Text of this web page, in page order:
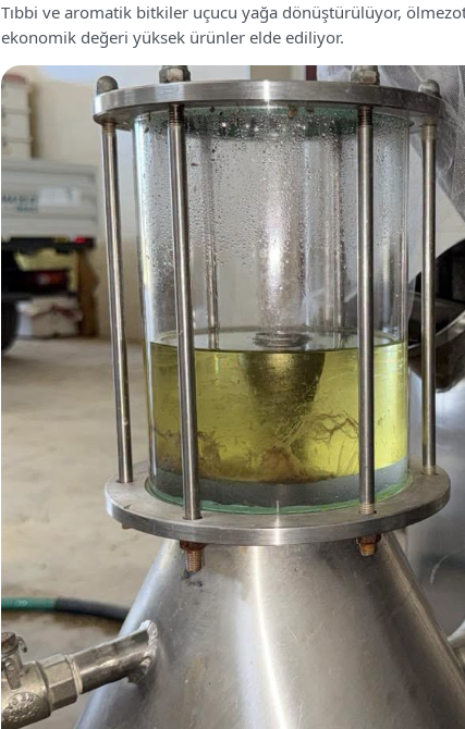
Tıbbi ve aromatik bitkiler uçucu yağa dönüştürülüyor,
ekonomik değeri yüksek ürünler elde ediliyor.